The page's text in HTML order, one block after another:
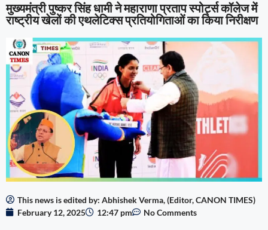
मुख्यमंत्री पुष्कर सिंह धामी ने महाराणा प्रताप स्पोर्ट्स कॉलेज में
राष्ट्रीय खेलों की एथलेटिक्स प्रतियोगिताओं का किया निरीक्षण
This news is edited by: Abhishek Verma, (Editor, CANON TIMES)
February 12, 2025
12:47 pm No Comments